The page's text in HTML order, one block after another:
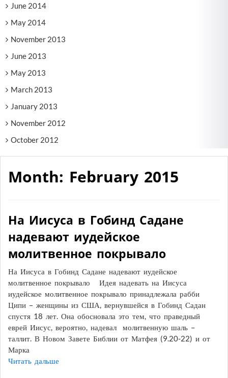
June 2014
May 2014
November 2013
June 2013
May 2013
March 2013
January 2013
November 2012
October 2012
Month: February 2015
На Иисуса в Гобинд Садане
надевают иудейское
молитвенное покрывало
На Иисуса в Гобинд Садане надевают иудейское
молитвенное покрывало Идея надевать на Иисуса
иудейское молитвенное покрывало принадлежала рабби
Ципи – женщины из США, вернувшейся в Гобинд Садан
спустя 18 лет. Она обосновала это тем, что праведный
еврей Иисус, вероятно, надевал молитвенную шаль –
таллит. В Новом Завете Библии от Матфея (9.20-22) и от
Марка
Читать дальше